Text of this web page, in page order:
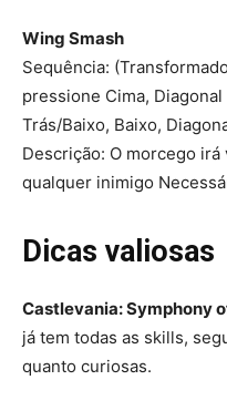
Wing Smash
Sequência:
pressione Cima,
Trás/Baixo, Baixo,
Descrição: O morcego
qualquer inimigo
Dicas valiosas
Castlevania: Symphony
já tem todas as skills,
quanto curiosas.